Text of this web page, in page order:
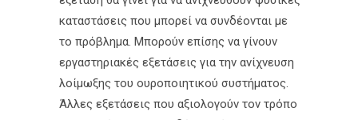
καταστάσεις που μπορεί να συνδέονται με
το πρόβλημα. Μπορούν επίσης να γίνουν
εργαστηριακές εξετάσεις για την ανίχνευση
λοίμωξης του ουροποιητικού συστήματος.
Άλλες εξετάσεις που αξιολογούν τον τρόπο